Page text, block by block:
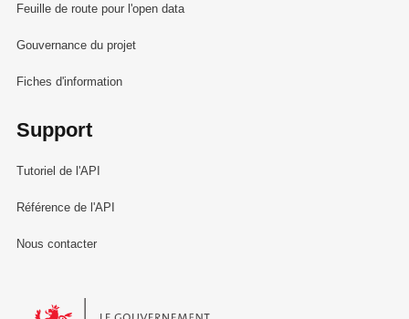
Feuille de route pour l'open data
Gouvernance du projet
Fiches d'information
Support
Tutoriel de l'API
Référence de l'API
Nous contacter
Le Gouvernement du Grand-Duché de Luxembourg - Service